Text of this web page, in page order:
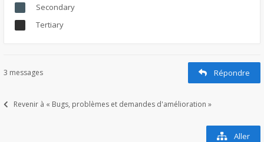
Secondary
Tertiary
3 messages Répondre
Revenir à « Bugs, problèmes et demandes d'amélioration »
Aller